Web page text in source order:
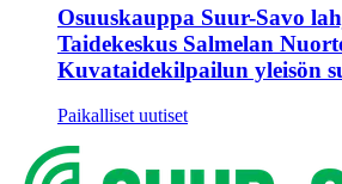
Osuuskauppa Suur-Savo
Taidekeskus Salmelan
Kuvataidekilpailun yleisön
Paikalliset uutiset